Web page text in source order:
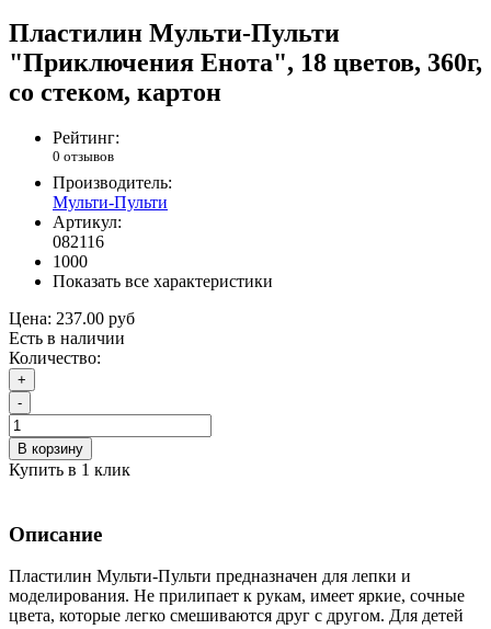
Пластилин Мульти-Пульти
"Приключения Енота", 18 цветов, 360г,
со стеком, картон
Рейтинг:
0 отзывов
Производитель:
Мульти-Пульти
Артикул:
082116
1000
Показать все характеристики
Цена: 237.00 руб
Есть в наличии
Количество:
+
-
В корзину
Купить в 1 клик
Описание
Пластилин Мульти-Пульти предназначен для лепки и
моделирования. Не прилипает к рукам, имеет яркие, сочные
цвета, которые легко смешиваются друг с другом. Для детей